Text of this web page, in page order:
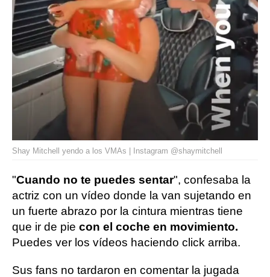
Shay Mitchell yendo a los VMAs | Instagram @shaymitchell
"Cuando no te puedes sentar", confesaba la
actriz con un vídeo donde la van sujetando en
un fuerte abrazo por la cintura mientras tiene
que ir de pie con el coche en movimiento.
Puedes ver los vídeos haciendo click arriba.
Sus fans no tardaron en comentar la jugada